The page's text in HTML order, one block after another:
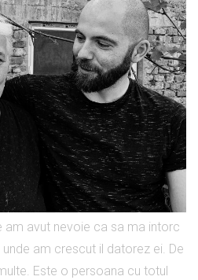
am avut nevoie ca sa ma intorc
am crescut il datorez ei. De
Este o persoana cu totul